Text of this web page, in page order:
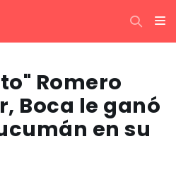
Romero
Boca le ganó
en su